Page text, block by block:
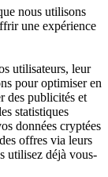
nous utilisons
une expérience
utilisateurs, leur
pour optimiser en
des publicités et
statistiques
données cryptées
offres via leurs
utilisez déjà vous-